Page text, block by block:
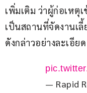
เพิ่มเติม ว่าผู้ก่อเหตุ
เป็นสถานที่จัดงานเ
ดังกล่าวอย่างละเอียด
— Rapid